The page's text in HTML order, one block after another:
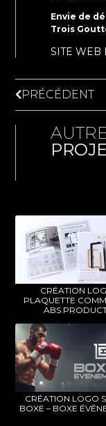
Envie de
Trois
SITE WEB
PRÉCÉDENT
CRÉATION
PLAQUETTE
ABS
CRÉATION LOGO
BOXE – BOXE